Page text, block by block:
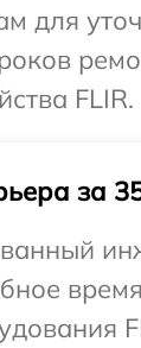
для
FLIR.
за